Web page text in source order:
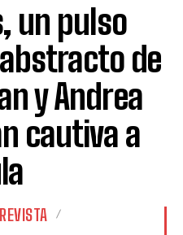
un pulso
de
y Andrea
cautiva a